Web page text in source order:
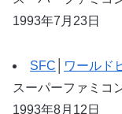
1993年7月23日
SFC
ワールド
スーパーファミコ
1993年8月12日